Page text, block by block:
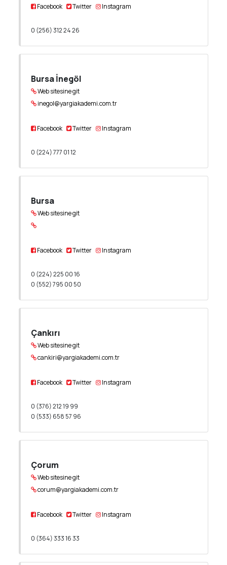
Facebook Twitter Instagram
0 (256) 312 24 26
Bursa İnegöl
Web sitesine git
inegol@yargiakademi.com.tr
Facebook Twitter Instagram
0 (224) 777 01 12
Bursa
Web sitesine git
Facebook Twitter Instagram
0 (224) 225 00 16
0 (552) 795 00 50
Çankırı
Web sitesine git
cankiri@yargiakademi.com.tr
Facebook Twitter Instagram
0 (376) 212 19 99
0 (533) 658 57 96
Çorum
Web sitesine git
corum@yargiakademi.com.tr
Facebook Twitter Instagram
0 (364) 333 16 33